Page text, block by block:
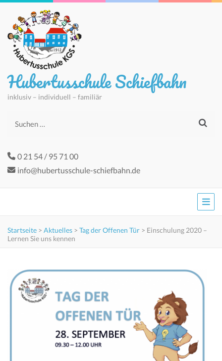
Hubertusschule Schiefbahn
inklusiv – individuell – familiär
Suchen
0 21 54 / 95 71 00
info@hubertusschule-schiefbahn.de
Startseite > Aktuelles > Tag der Offenen Tür > Einschulung 2020 –
Lernen Sie uns kennen